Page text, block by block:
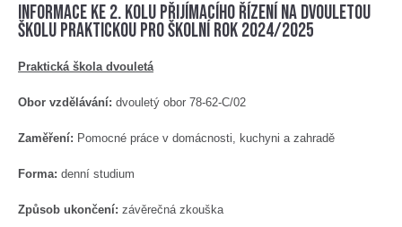
Informace ke 2. kolu přijímacího řízení na dvouletou
školu praktickou pro školní rok 2024/2025
Praktická škola dvouletá
Obor vzdělávání: dvouletý obor 78-62-C/02
Zaměření: Pomocné práce v domácnosti, kuchyni a zahradě
Forma: denní studium
Způsob ukončení: závěrečná zkouška